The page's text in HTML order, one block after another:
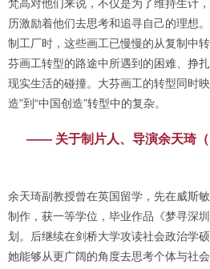
梵高对他们来说，不仅是为了维持生计
历激励着他们去思考和追寻自己的理想
制工厂时，这些画工已慢慢的从复制中
芬画工转型的路途中所遇到的困难、挣
现实生活的碰撞。大芬画工的转型同时
造”到“中国创造”转型中的复杂。
—— 关于制片人、导演余天
余天琦副教授曾在英国留学，先在威斯
制作，获一等学位，毕业作品《梦寻深
划。后继续在剑桥大学攻读社会政治学
她能够从更广阔的角度去思考个体与社